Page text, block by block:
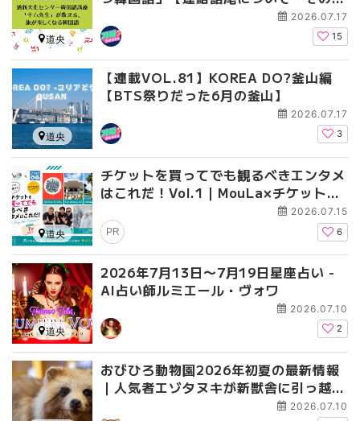
2026.07.17
15
道央
【連載VOL.81】KOREA DO?釜山編
【BTS祭りだった6月の釜山】
2026.07.17
3
道央
チケットを買ってでも観るべきエンタメ
はこれだ！Vol.1｜MouLa×チケットぴ
あ -Must Buy the Ticket!!-【2026
年7月】
2026.07.15
PR 6
道央
2026年7月13日〜7月19日星座占い -
AI占い師ルミエール・ヴォワ
2026.07.10
2
道央
おびひろ動物園2026年初夏の最新情報
｜人気者エゾタヌキが新獣舎に引っ越
し、マンドリルカップルの仲睦まじい姿
2026.07.10